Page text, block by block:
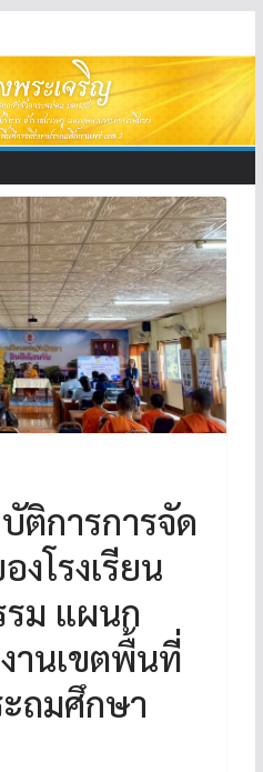
ติการการจัด
งโรงเรียน
ม แผนก
านเขตพื้นที่
ถมศึกษา